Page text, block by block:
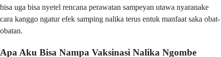
bisa uga bisa nyetel rencana perawatan sampeyan utawa nyaranake
cara kanggo ngatur efek samping nalika terus entuk manfaat saka obat-
obatan.
Apa Aku Bisa Nampa Vaksinasi Nalika Ngombe